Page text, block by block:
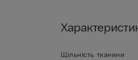
Щільність тканини